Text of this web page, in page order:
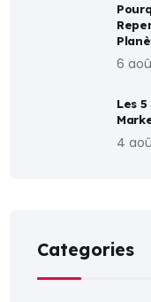
6
Les
4
Categories